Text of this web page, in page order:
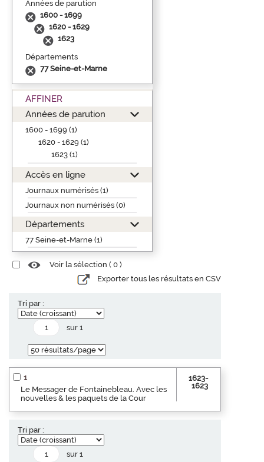
Années de parution
1600 - 1699
1620 - 1629
1623
Départements
77 Seine-et-Marne
AFFINER
Années de parution
1600 - 1699 (1)
1620 - 1629 (1)
1623 (1)
Accès en ligne
Journaux numérisés (1)
Journaux non numérisés (0)
Départements
77 Seine-et-Marne (1)
Voir la sélection ( 0 )
Exporter tous les résultats en CSV
Tri par :
sur 1
1
Le Messager de Fontainebleau. Avec les
nouvelles & les paquets de la Cour
1623-
1623
Tri par :
sur 1